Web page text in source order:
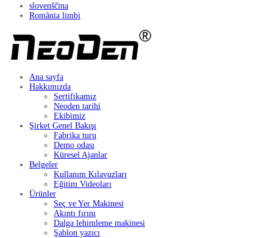
slovenščina
România limbi
Ana sayfa
Hakkımızda
Sertifikamız
Neoden tarihi
Ekibimiz
Şirket Genel Bakışı
Fabrika turu
Demo odası
Küresel Ajanlar
Belgeler
Kullanım Kılavuzları
Eğitim Videoları
Ürünler
Seç ve Yer Makinesi
Akıntı fırını
Dalga lehimleme makinesi
Şablon yazıcı